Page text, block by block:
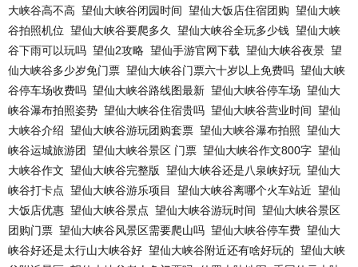
大峡谷高不高 望仙大峡谷闭园时间 望仙大饭店住宿团购 望仙大峡
谷拍照机位 望仙大峡谷要爬多久 望仙大峡谷全玩多少钱 望仙大峡
谷下雨可以玩吗 望仙2攻略 望仙手游官网下载 望仙大峡谷夜景 望
仙大峡谷多少岁免门票 望仙大峡谷门票六十岁以上免费吗 望仙大峡
谷停车场收费吗 望仙大峡谷路线图最新 望仙大峡谷停车场 望仙大
峡谷瀑布拍照姿势 望仙大峡谷住宿贵吗 望仙大峡谷营业时间 望仙
大峡谷介绍 望仙大峡谷游玩团购套票 望仙大峡谷瀑布拍照 望仙大
峡谷运城旅游团
望仙大峡谷景区 门票 望仙大峡谷作文800字 望仙
大峡谷作文 望仙大峡谷完整版 望仙大峡谷还是八泉峡好玩 望仙大
峡谷打卡点 望仙大峡谷游乐项目 望仙大峡谷离哪个火车站近 望仙
大饭店优惠 望仙大峡谷景点 望仙大峡谷游玩时间 望仙大峡谷景区
团购门票 望仙大峡谷风景区需要爬山吗 望仙大峡谷停车费 望仙大
峡谷好还是太行山大峡谷好 望仙大峡谷附近还有啥好玩的 望仙大峡